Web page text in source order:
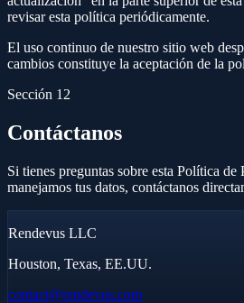
revisar esta política periódicamente.
El uso continuo de nuestro sitio web
cambios constituye la aceptación de la
Sección 12
Contáctanos
Si tienes preguntas sobre esta Política
manejamos tus datos, contáctanos
Rendevus LLC
Houston, Texas, EE.UU.
contact@rendevus.com